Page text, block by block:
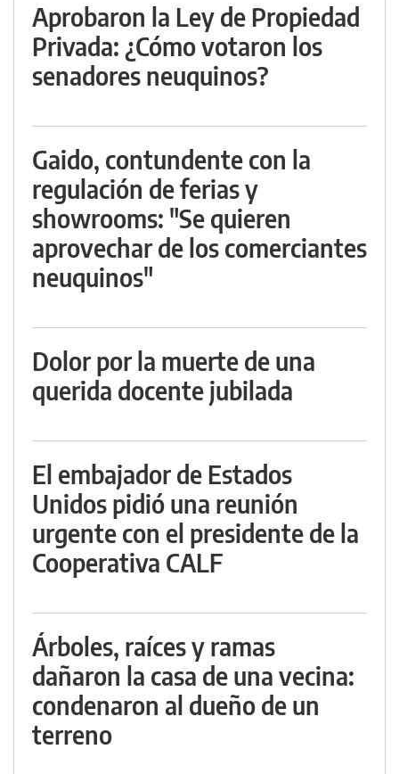
Aprobaron la Ley de Propiedad
Privada: ¿Cómo votaron los
senadores neuquinos?
Gaido, contundente con la
regulación de ferias y
showrooms: "Se quieren
aprovechar de los comerciantes
neuquinos"
Dolor por la muerte de una
querida docente jubilada
El embajador de Estados
Unidos pidió una reunión
urgente con el presidente de la
Cooperativa CALF
Árboles, raíces y ramas
dañaron la casa de una vecina:
condenaron al dueño de un
terreno